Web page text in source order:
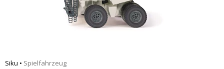
Siku • Spielfahrzeug